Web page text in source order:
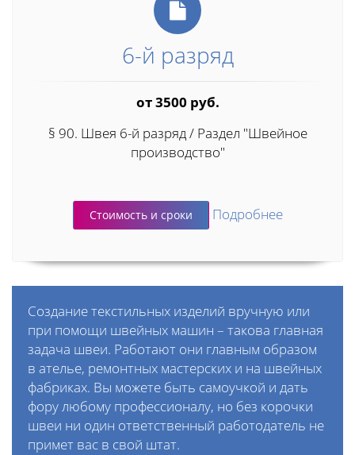
6-й разряд
от 3500 руб.
§ 90. Швея 6-й разряд / Раздел "Швейное
производство"
Стоимость и сроки Подробнее
Создание текстильных изделий вручную или
при помощи швейных машин – такова главная
задача швеи. Работают они главным образом
в ателье, ремонтных мастерских и на швейных
фабриках. Вы можете быть самоучкой и дать
фору любому профессионалу, но без корочки
швеи ни один ответственный работодатель не
примет вас в свой штат.